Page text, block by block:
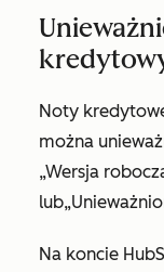
Noty
można
„Wersja
lub
Na koncie